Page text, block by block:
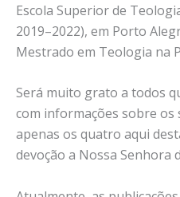
Escola Superior de
2019–2022), em Porto
Mestrado em Teologia na
Será muito grato a todos
com informações sobre
apenas os quatro aqui
devoção a Nossa Senhora